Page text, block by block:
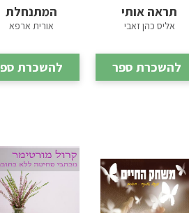
תראה אותי
אליס כהן זאבי
להשכרת ספר
המתנחלת
אורית ארפא
להשכרת